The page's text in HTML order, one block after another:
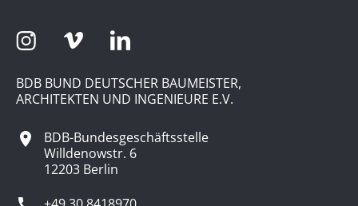
BDB BUND DEUTSCHER BAUMEISTER,
ARCHITEKTEN UND INGENIEURE E.V.
BDB-Bundesgeschäftsstelle
Willdenowstr. 6
12203 Berlin